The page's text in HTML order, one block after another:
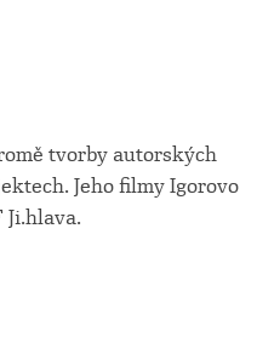
tvorby autorských
Jeho filmy Igorovo
Ji.hlava.